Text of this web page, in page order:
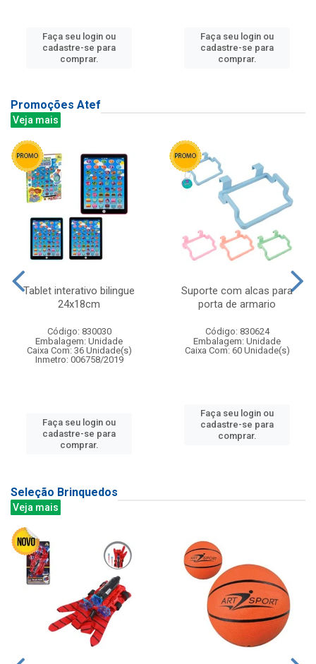
Faça seu login ou
cadastre-se para
comprar.
Faça seu login ou
cadastre-se para
comprar.
Promoções Atef
Veja mais
Tablet interativo bilingue
24x18cm
Código: 830030
Embalagem: Unidade
Caixa Com: 36 Unidade(s)
Inmetro: 006758/2019
Faça seu login ou
cadastre-se para
comprar.
Suporte com alcas para
porta de armario
Código: 830624
Embalagem: Unidade
Caixa Com: 60 Unidade(s)
Faça seu login ou
cadastre-se para
comprar.
Seleção Brinquedos
Veja mais